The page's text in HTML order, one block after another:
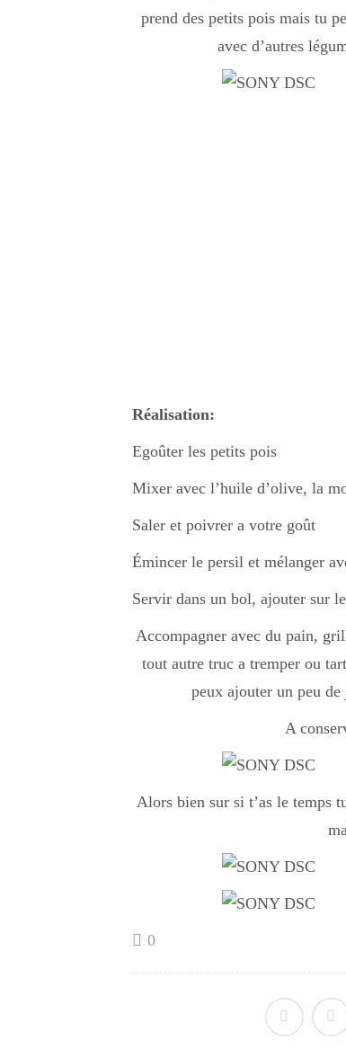
prend des petits pois mais tu
avec d’autres
Réalisation:
Egoûter les petits pois
Mixer avec l’huile d’olive, la
Saler et poivrer a votre goût
Émincer le persil et mélanger
Servir dans un bol, ajouter sur
Accompagner avec du pain,
tout autre truc a tremper ou
peux ajouter un peu
A
Alors bien sur si t’as le temps
0